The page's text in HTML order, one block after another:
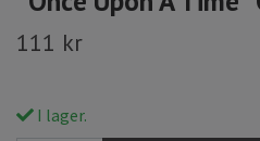
111 kr
I lager.